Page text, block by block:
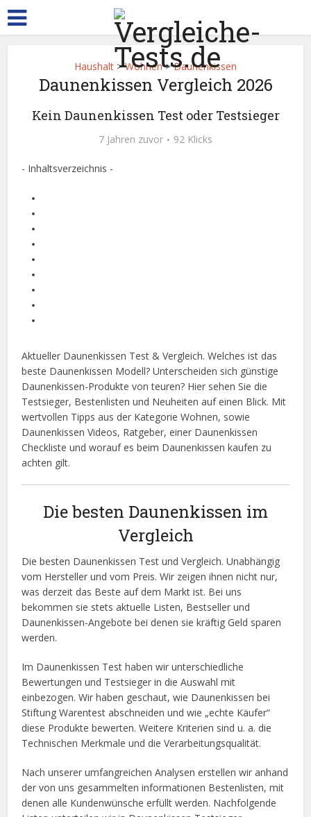
Haushalt >Wohnen>Daunenkissen
Daunenkissen Vergleich 2026
Kein Daunenkissen Test oder Testsieger
7 Jahren zuvor 92 Klicks
- Inhaltsverzeichnis -
Aktueller Daunenkissen Test & Vergleich. Welches ist das
beste Daunenkissen Modell? Unterscheiden sich günstige
Daunenkissen-Produkte von teuren? Hier sehen Sie die
Testsieger, Bestenlisten und Neuheiten auf einen Blick. Mit
wertvollen Tipps aus der Kategorie Wohnen, sowie
Daunenkissen Videos, Ratgeber, einer Daunenkissen
Checkliste und worauf es beim Daunenkissen kaufen zu
achten gilt.
Die besten Daunenkissen im
Vergleich
Die besten Daunenkissen Test und Vergleich. Unabhängig
vom Hersteller und vom Preis. Wir zeigen ihnen nicht nur,
was derzeit das Beste auf dem Markt ist. Bei uns
bekommen sie stets aktuelle Listen, Bestseller und
Daunenkissen-Angebote bei denen sie kräftig Geld sparen
werden.
Im Daunenkissen Test haben wir unterschiedliche
Bewertungen und Testsieger in die Auswahl mit
einbezogen. Wir haben geschaut, wie Daunenkissen bei
Stiftung Warentest abschneiden und wie „echte Käufer“
diese Produkte bewerten. Weitere Kriterien sind u. a. die
Technischen Merkmale und die Verarbeitungsqualität.
Nach unserer umfangreichen Analysen erstellen wir anhand
der von uns gesammelten informationen Bestenlisten, mit
denen alle Kundenwünsche erfüllt werden. Nachfolgende